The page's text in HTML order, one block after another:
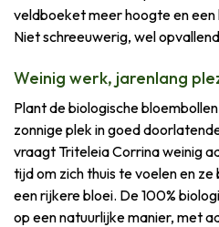
veldboeket meer hoogte en
Niet schreeuwerig, wel
Weinig werk, jarenlang
Plant de biologische
zonnige plek in goed
vraagt Triteleia Corrina weinig
tijd om zich thuis te voelen en
een rijkere bloei. De 100%
op een natuurlijke manier, met